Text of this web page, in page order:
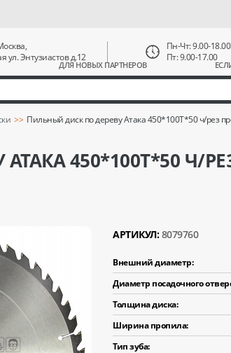
ДЛЯ НОВЫХ ПАРТНЕРОВ
ул. Энтузиастов д.12
Пн-Чт: 9.00-18.00
Пт: 9.00-17.00
Пильный диск по дереву Атака 450*100T*50 ч/рез
450*100T*50 Ч/
АРТИКУЛ: 8079760
Внешний диаметр:
Диаметр посадочного
Толщина диска:
Ширина пропила:
Тип зуба: